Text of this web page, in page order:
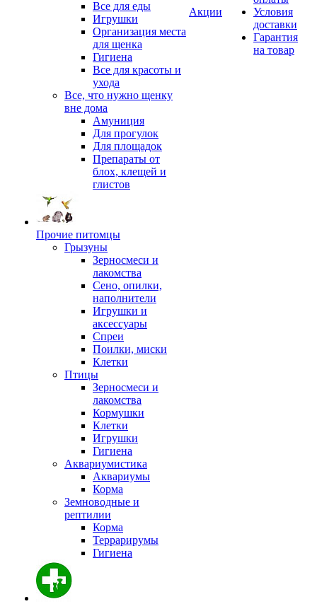
Все для еды
Игрушки
Организация места
для щенка
Гигиена
Все для красоты и
ухода
Все, что нужно щенку
вне дома
Амуниция
Для прогулок
Для площадок
Препараты от
блох, клещей и
глистов
Прочие питомцы
Грызуны
Зерносмеси и
лакомства
Сено, опилки,
наполнители
Игрушки и
аксессуары
Спреи
Поилки, миски
Клетки
Птицы
Зерносмеси и
лакомства
Кормушки
Клетки
Игрушки
Гигиена
Аквариумистика
Аквариумы
Корма
Земноводные и
рептилии
Корма
Террарирумы
Гигиена
Акции
Условия
доставки
Гарантия
на товар